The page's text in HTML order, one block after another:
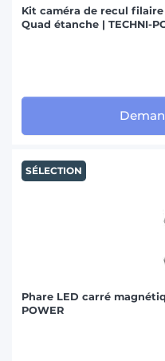
Kit caméra de recul filaire
Quad étanche | TECHNI-
SÉLECTION
Phare LED carré
POWER